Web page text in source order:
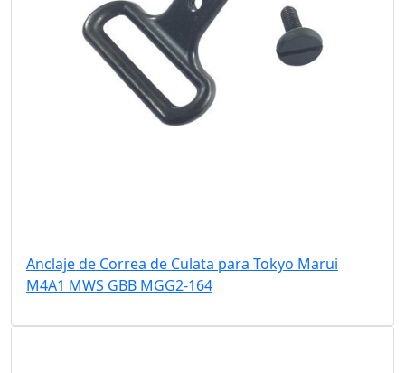
Anclaje de Correa de Culata para Tokyo Marui
M4A1 MWS GBB MGG2-164